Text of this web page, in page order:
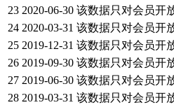
23 2020-06-30 该数据只对会员开
24 2020-03-31 该数据只对会员开
25 2019-12-31 该数据只对会员开
26 2019-09-30 该数据只对会员开
27 2019-06-30 该数据只对会员开
28 2019-03-31 该数据只对会员开